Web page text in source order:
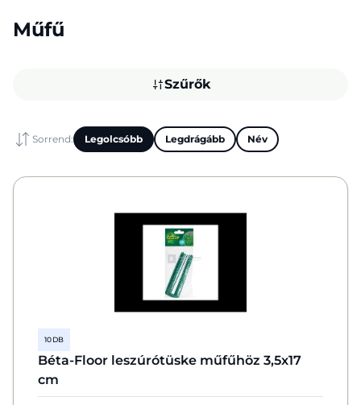
Műfű
Szűrők
Sorrend: Legolcsóbb Legdrágább Név
10 DB
Béta-Floor leszúrótüske műfűhöz 3,5x17
cm